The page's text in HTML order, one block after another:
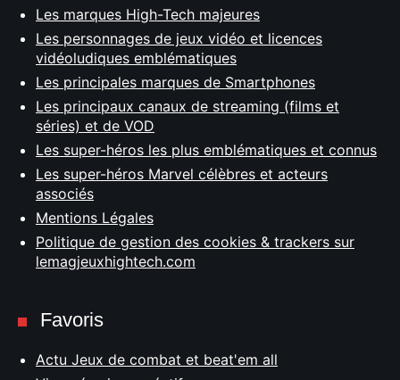
Les marques High-Tech majeures
Les personnages de jeux vidéo et licences
vidéoludiques emblématiques
Les principales marques de Smartphones
Les principaux canaux de streaming (films et
séries) et de VOD
Les super-héros les plus emblématiques et connus
Les super-héros Marvel célèbres et acteurs
associés
Mentions Légales
Politique de gestion des cookies & trackers sur
lemagjeuxhightech.com
Favoris
Actu Jeux de combat et beat'em all